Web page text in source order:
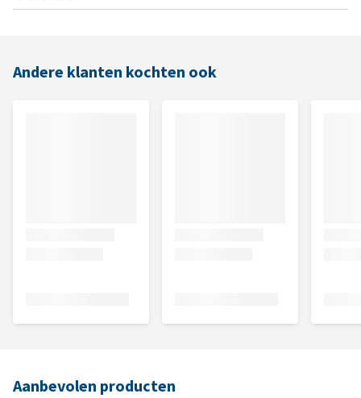
Andere klanten kochten ook
Aanbevolen producten